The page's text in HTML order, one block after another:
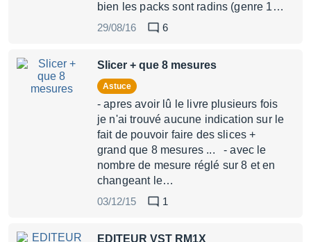
bien les packs sont radins (genre 1…
29/08/16
6
Slicer + que 8 mesures
Astuce
- apres avoir lû le livre plusieurs fois
je n'ai trouvé aucune indication sur le
fait de pouvoir faire des slices +
grand que 8 mesures ... - avec le
nombre de mesure réglé sur 8 et en
changeant le…
03/12/15
1
EDITEUR VST RM1X